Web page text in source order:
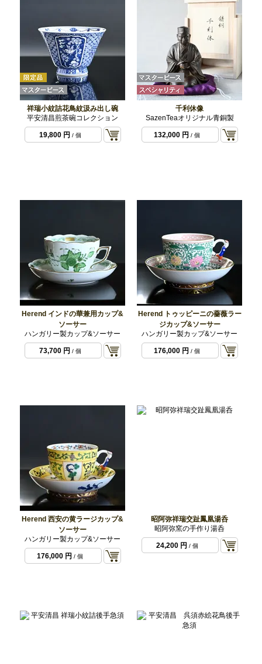
祥瑞小紋詰花鳥紋汲み出し碗
平安清昌煎茶碗コレクション
19,800 円 / 個
千利休像
SazenTeaオリジナル青銅製
132,000 円 / 個
Herend インドの華兼用カップ&
ソーサー
ハンガリー製カップ&ソーサー
73,700 円 / 個
Herend トゥッピーニの薔薇ラー
ジカップ&ソーサー
ハンガリー製カップ&ソーサー
176,000 円 / 個
Herend 西安の黄ラージカップ&
ソーサー
ハンガリー製カップ&ソーサー
176,000 円 / 個
昭阿弥祥瑞交趾鳳凰湯呑
昭阿弥窯の手作り湯呑
24,200 円 / 個